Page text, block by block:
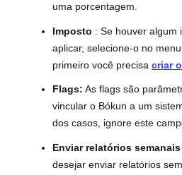
uma porcentagem.
Imposto : Se houver algum
aplicar, selecione-o no
primeiro você precisa criar
Flags: As flags são
vincular o Bókun a um
dos casos, ignore este
Enviar relatórios semanais
desejar enviar relatórios